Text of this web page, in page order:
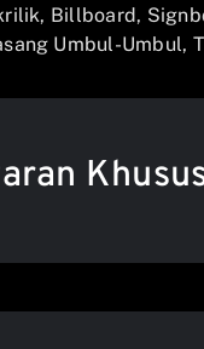
Billboard,
Umbul-Umbul,